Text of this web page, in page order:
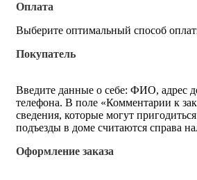
Оплата
Выберите оптимальный способ
Покупатель
Введите данные о себе: ФИО, адрес
телефона. В поле «Комментарии к
сведения, которые могут
подъезды в доме считаются справа
Оформление заказа